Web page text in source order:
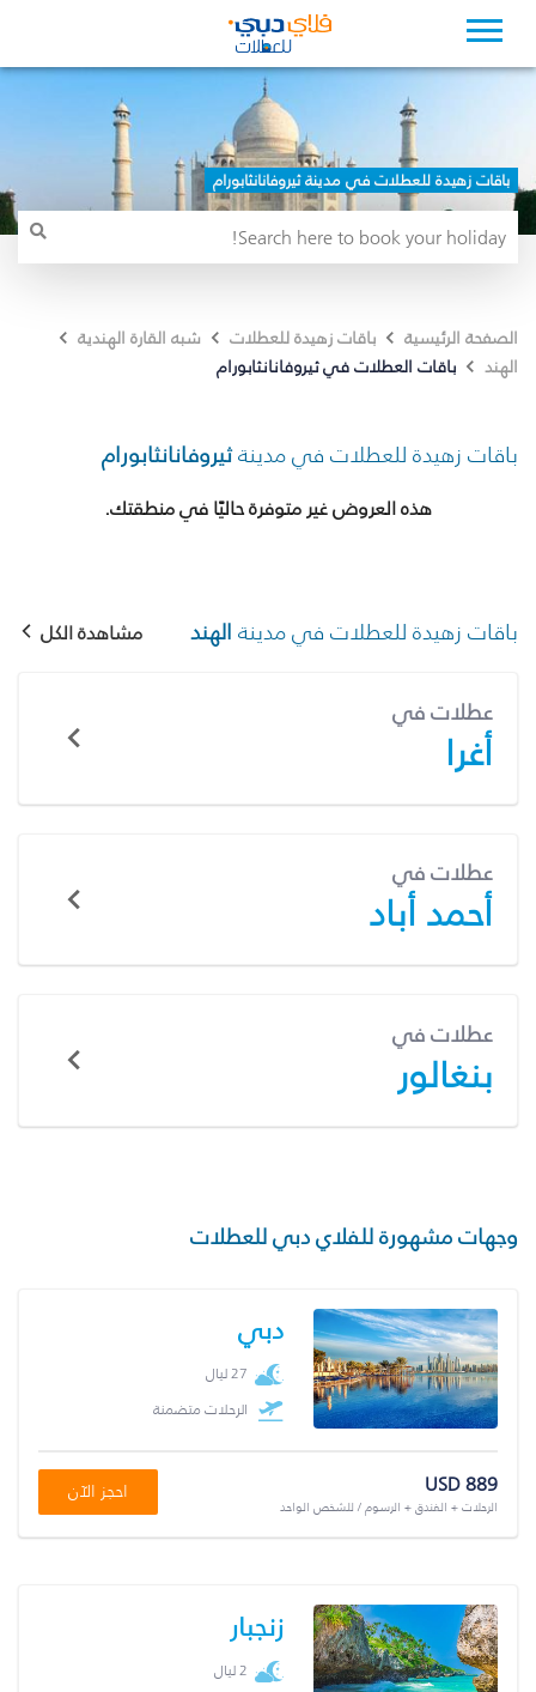
باقات زهيدة للعطلات في مدينة ثيروفانانثابورام
الصفحة الرئيسية باقات زهيدة للعطلات
شبه القارة الهندية
الهند
باقات العطلات في ثيروفانانثابورام
باقات زهيدة للعطلات في مدينةثيروفانانثابورام
هذه العروض غير متوفرة حاليًا في منطقتك.
باقات زهيدة للعطلات في مدينة الهند مشاهدة الكل
عطلات في
أغرا
عطلات في
أحمد أباد
عطلات في
بنغالور
وجهات مشهورة للفلاي دبي للعطلات
دبي
27 ليال
الرحلات متضمنة
USD 889
الرحلات + الفندق + الرسوم / للشخص الواحد
احجز الآن
زنجبار
2 ليال